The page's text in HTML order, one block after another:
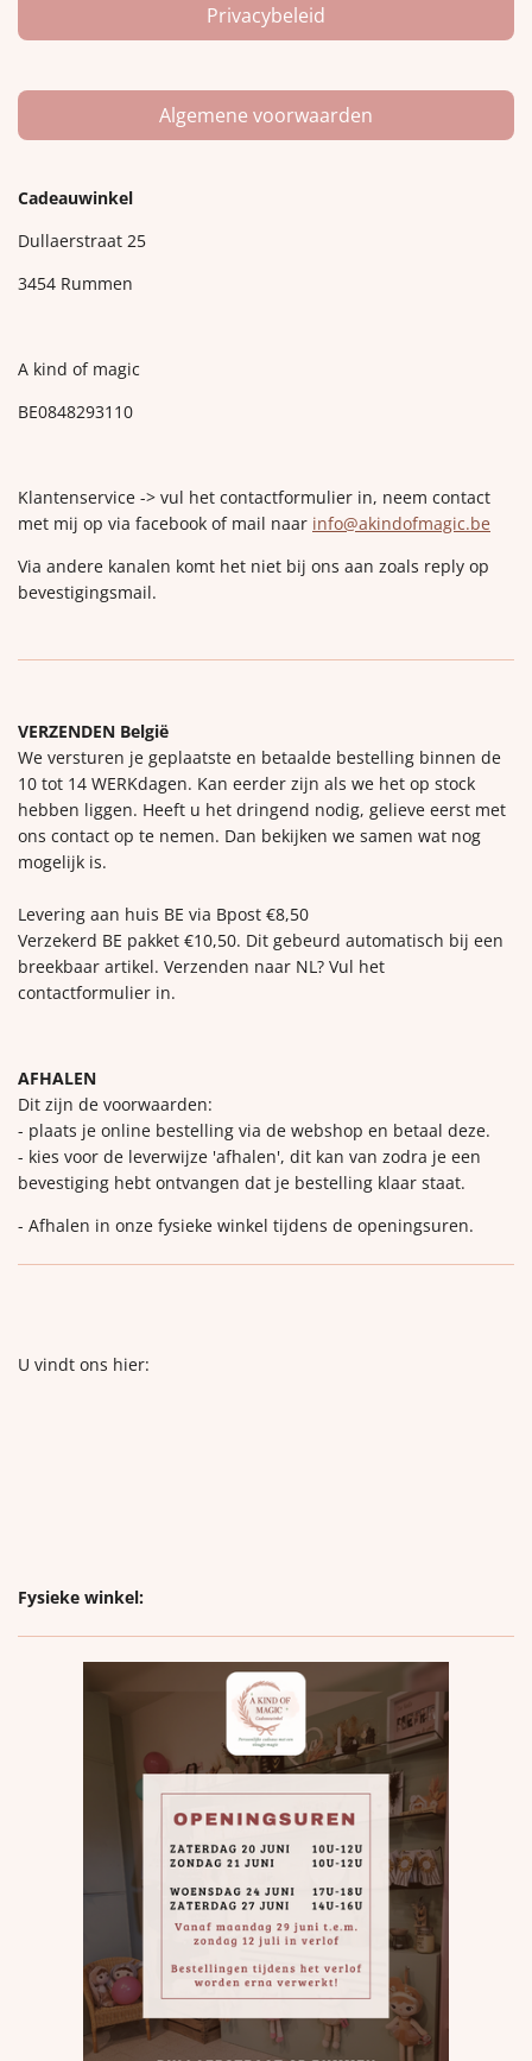
Privacybeleid
Algemene voorwaarden
Cadeauwinkel
Dullaerstraat 25
3454 Rummen
A kind of magic
BE0848293110
Klantenservice -> vul het contactformulier in, neem contact
met mij op via facebook of mail naar info@akindofmagic.be
Via andere kanalen komt het niet bij ons aan zoals reply op
bevestigingsmail.
VERZENDEN België
We versturen je geplaatste en betaalde bestelling binnen de
10 tot 14 WERKdagen. Kan eerder zijn als we het op stock
hebben liggen. Heeft u het dringend nodig, gelieve eerst met
ons contact op te nemen. Dan bekijken we samen wat nog
mogelijk is.
Levering aan huis BE via Bpost €8,50
Verzekerd BE pakket €10,50. Dit gebeurd automatisch bij een
breekbaar artikel. Verzenden naar NL? Vul het
contactformulier in.
AFHALEN
Dit zijn de voorwaarden:
- plaats je online bestelling via de webshop en betaal deze.
- kies voor de leverwijze 'afhalen', dit kan van zodra je een
bevestiging hebt ontvangen dat je bestelling klaar staat.
- Afhalen in onze fysieke winkel tijdens de openingsuren.
U vindt ons hier:
Fysieke winkel: